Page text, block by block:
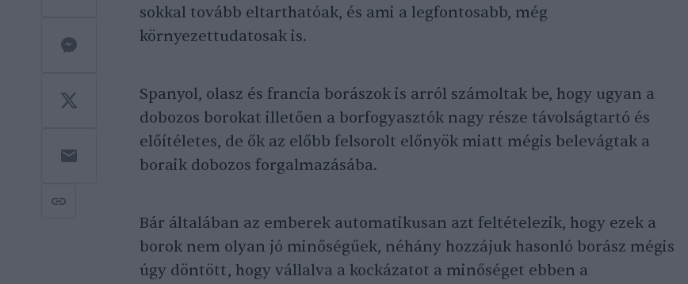
sokkal tovább eltarthatóak, és ami a legfontosabb, még
környezettudatosak is.
Spanyol, olasz és francia borászok is arról számoltak be, hogy ugyan a
dobozos borokat illetően a borfogyasztók nagy része távolságtartó és
előítéletes, de ők az előbb felsorolt előnyök miatt mégis belevágtak a
boraik dobozos forgalmazásába.
Bár általában az emberek automatikusan azt feltételezik, hogy ezek a
borok nem olyan jó minőségűek, néhány hozzájuk hasonló borász mégis
úgy döntött, hogy vállalva a kockázatot a minőséget ebben a